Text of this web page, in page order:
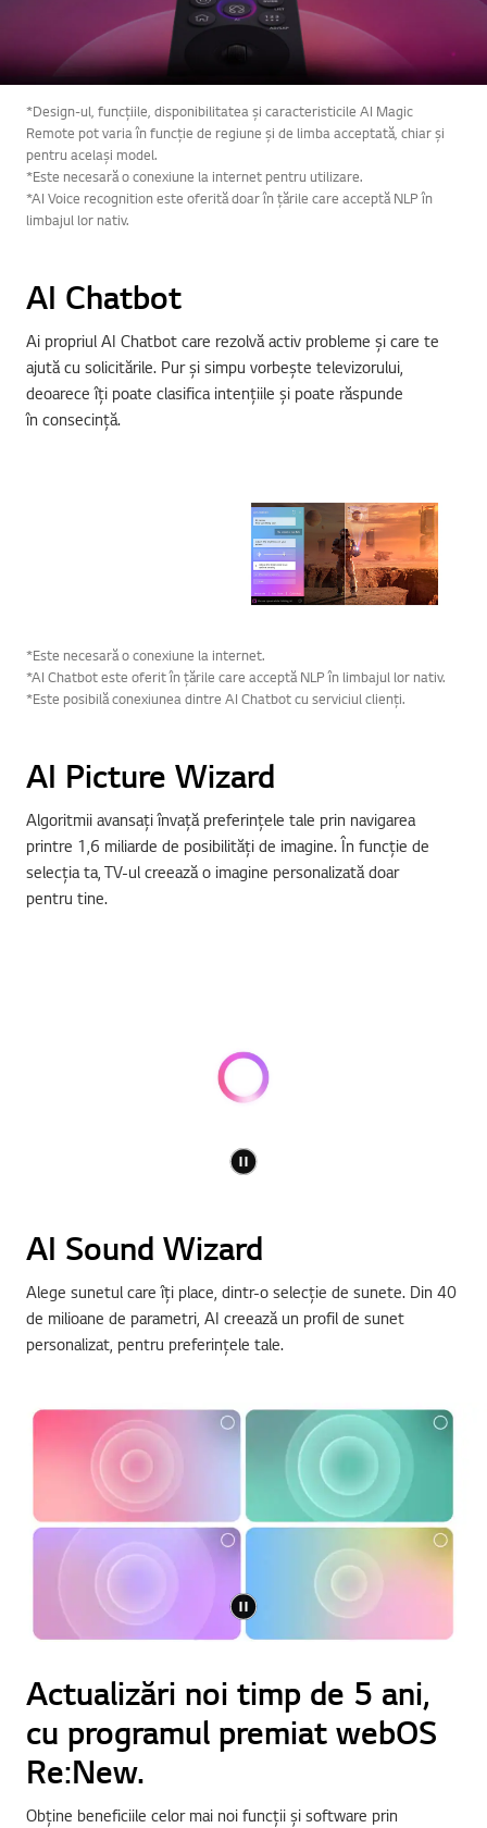
*Design-ul, funcțiile, disponibilitatea și caracteristicile AI Magic
Remote pot varia în funcție de regiune și de limba acceptată, chiar și
pentru același model.
*Este necesară o conexiune la internet pentru utilizare.
*AI Voice recognition este oferită doar în țările care acceptă NLP în
limbajul lor nativ.
AI Chatbot
Ai propriul AI Chatbot care rezolvă activ probleme și care te
ajută cu solicitările. Pur și simpu vorbește televizorului,
deoarece îți poate clasifica intențiile și poate răspunde
în consecință.
*Este necesară o conexiune la internet.
*AI Chatbot este oferit în țările care acceptă NLP în limbajul lor nativ.
*Este posibilă conexiunea dintre AI Chatbot cu serviciul clienți.
AI Picture Wizard
Algoritmii avansați învață preferințele tale prin navigarea
printre 1,6 miliarde de posibilități de imagine. În funcție de
selecția ta, TV-ul creează o imagine personalizată doar
pentru tine.
AI Sound Wizard
Alege sunetul care îți place, dintr-o selecție de sunete. Din 40
de milioane de parametri, AI creează un profil de sunet
personalizat, pentru preferințele tale.
Actualizări noi timp de 5 ani,
cu programul premiat webOS
Re:New.
Obține beneficiile celor mai noi funcții și software prin